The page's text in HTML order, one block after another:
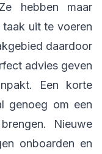
hebben maar
uit te voeren
daardoor
advies geven
Een korte
genoeg om een
Nieuwe
onboarden en